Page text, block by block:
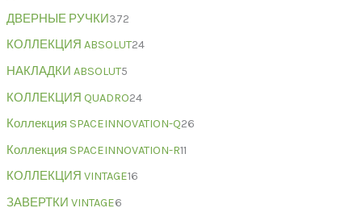
ДВЕРНЫЕ РУЧКИ372
КОЛЛЕКЦИЯ ABSOLUT24
НАКЛАДКИ ABSOLUT5
КОЛЛЕКЦИЯ QUADRO24
Коллекция SPACEINNOVATION-Q26
Коллекция SPACEINNOVATION-R11
КОЛЛЕКЦИЯ VINTAGE16
ЗАВЕРТКИ VINTAGE6